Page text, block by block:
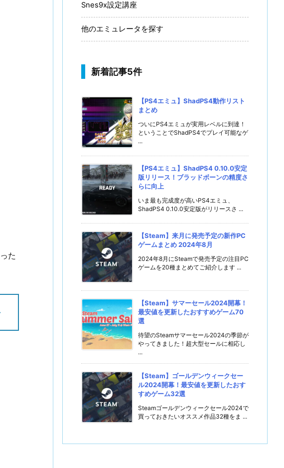
た
Snes9x設定講座
他のエミュレータを探す
新着記事5件
【PS4エミュ】ShadPS4動作リスト
まとめ
ついにPS4エミュが実用レベルに到達！
ということでShadPS4でプレイ可能なゲ
...
【PS4エミュ】ShadPS4 0.10.0安定
版リリース！ブラッドボーンの精度さ
らに向上
いま最も完成度が高いPS4エミュ、
ShadPS4 0.10.0安定版がリリースさ ...
【Steam】来月に発売予定の新作PC
ゲームまとめ 2024年8月
2024年8月にSteamで発売予定の注目PC
ゲームを20種まとめてご紹介します ...
【Steam】サマーセール2024開幕！
最安値を更新したおすすめゲーム70
選
待望のSteamサマーセール2024の季節が
やってきました！超大型セールに相応し
...
【Steam】ゴールデンウィークセー
ル2024開幕！最安値を更新したおす
すめゲーム32選
Steamゴールデンウィークセール2024で
買っておきたいオススメ作品32種をま ...